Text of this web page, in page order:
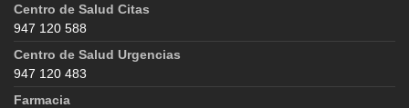
Centro de Salud Citas
947 120 588
Centro de Salud Urgencias
947 120 483
Farmacia